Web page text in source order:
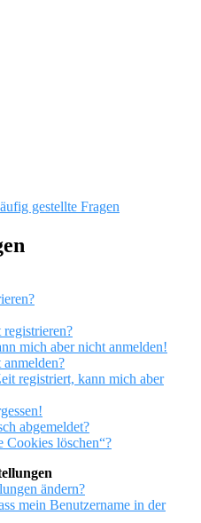
gestellte Fragen
mich aber nicht anmelden!
registriert, kann mich aber
abgemeldet?
löschen“?
ändern?
mein Benutzername in der